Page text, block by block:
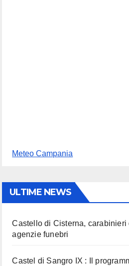
Meteo Campania
ULTIME NEWS
Castello di Cisterna, carabinieri
agenzie funebri
Castel di Sangro IX : Il